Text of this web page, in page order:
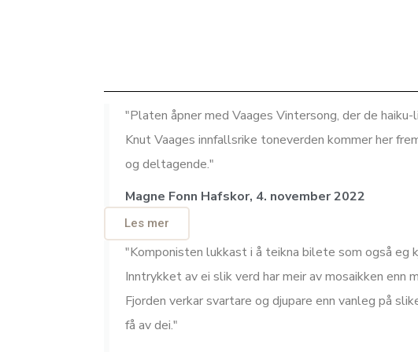
"Platen åpner med Vaages Vintersong, der de
Knut Vaages innfallsrike toneverden kommer her
og deltagende."
Magne Fonn Hafskor, 4. november 2022
Les mer
"Komponisten lukkast i å teikna bilete som også eg
Inntrykket av ei slik verd har meir av mosaikken
Fjorden verkar svartare og djupare enn vanleg på
få av dei."